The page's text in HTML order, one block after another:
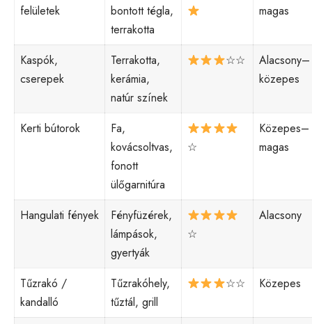
felületek
bontott tégla,
terrakotta
magas
Kaspók,
cserepek
Terrakotta,
kerámia,
natúr színek
☆☆
Alacsony–
közepes
Kerti bútorok
Fa,
kovácsoltvas,
fonott
ülőgarnitúra
☆
Közepes–
magas
Hangulati fények
Fényfüzérek,
lámpások,
gyertyák
☆
Alacsony
Tűzrakó /
kandalló
Tűzrakóhely,
tűztál, grill
☆☆ Közepes